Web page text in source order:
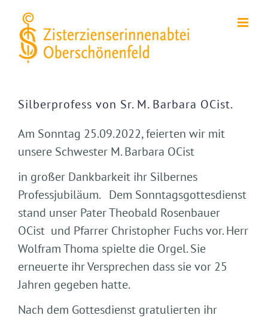
Inhalt
springen
grösseres
Silberprofess von Sr. M. Barbara OCist.
Am Sonntag 25.09.2022, feierten wir mit
unsere Schwester M. Barbara OCist
in großer Dankbarkeit ihr Silbernes
Professjubiläum. Dem Sonntagsgottesdienst
stand unser Pater Theobald Rosenbauer
OCist und Pfarrer Christopher Fuchs vor. Herr
Wolfram Thoma spielte die Orgel. Sie
erneuerte ihr Versprechen dass sie vor 25
Jahren gegeben hatte.
Nach dem Gottesdienst gratulierten ihr